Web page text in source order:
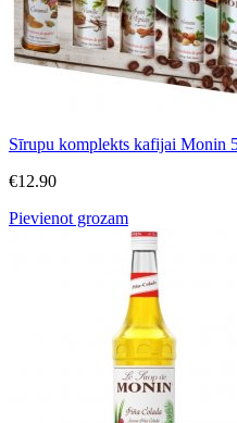
Sīrupu komplekts kafijai Monin
€12.90
Pievienot grozam